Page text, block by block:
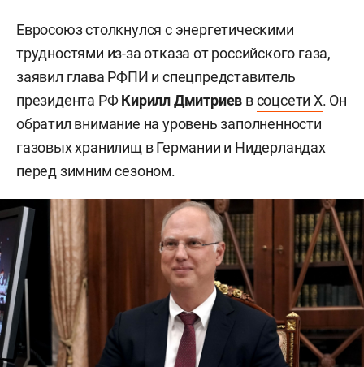
Евросоюз столкнулся с энергетическими
трудностями из-за отказа от российского газа,
заявил глава РФПИ и спецпредставитель
президента РФКирилл Дмитриев всоцсети X. Он
обратил внимание на уровень заполненности
газовых хранилищ в Германии и Нидерландах
перед зимним сезоном.